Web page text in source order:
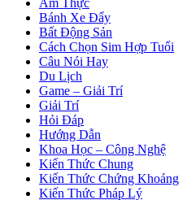
Bánh Xe Đẩy
Bất Động Sản
Cách Chọn Sim Hợp Tuổi
Câu Nói Hay
Du Lịch
Game – Giải Trí
Giải Trí
Hỏi Đáp
Hướng Dẫn
Khoa Học – Công Nghệ
Kiến Thức Chung
Kiến Thức Chứng Khoáng
Kiến Thức Pháp Lý